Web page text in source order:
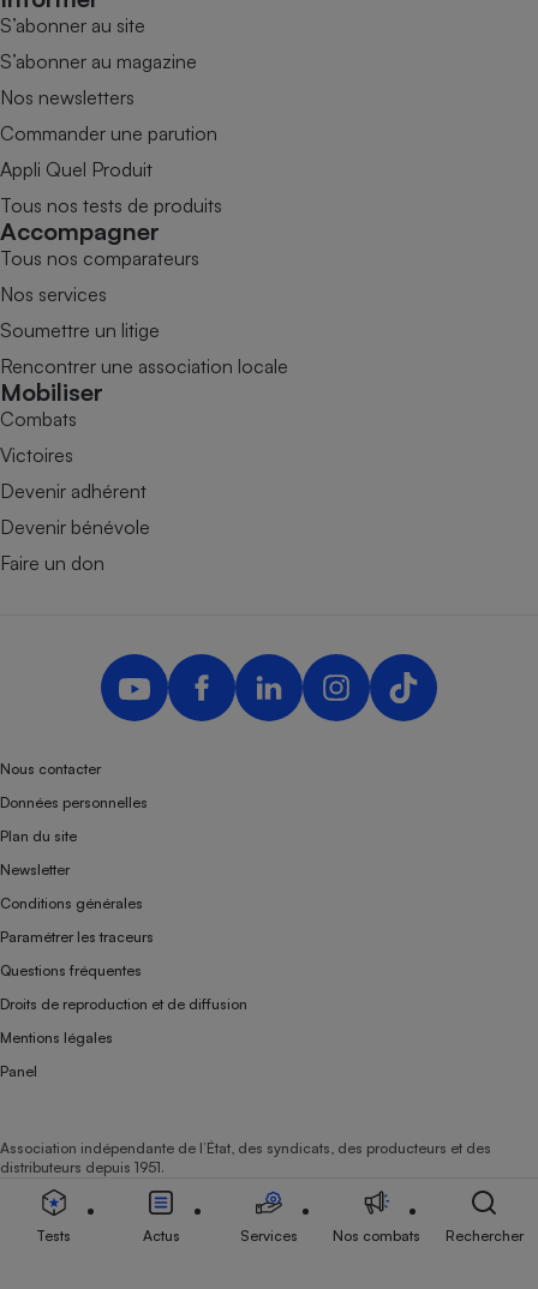
S’abonner au site
S’abonner au magazine
Nos newsletters
Commander une parution
Appli Quel Produit
Tous nos tests de produits
Accompagner
Tous nos comparateurs
Nos services
Soumettre un litige
Rencontrer une association locale
Mobiliser
Combats
Victoires
Devenir adhérent
Devenir bénévole
Faire un don
Nous contacter
Données personnelles
Plan du site
Newsletter
Conditions générales
Paramétrer les traceurs
Questions fréquentes
Droits de reproduction et de diffusion
Mentions légales
Panel
Association indépendante de l’État, des syndicats, des producteurs et des
distributeurs depuis 1951.
Tests Actus Services Nos combats Rechercher